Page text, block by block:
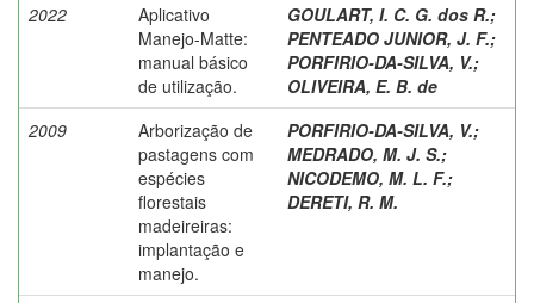
2022
Aplicativo
Manejo-Matte:
manual básico
de utilização.
GOULART, I. C. G. dos R.;
PENTEADO JUNIOR, J. F.;
PORFIRIO-DA-SILVA, V.;
OLIVEIRA, E. B. de
2009
Arborização de
pastagens com
espécies
florestais
madeireiras:
implantação e
manejo.
PORFIRIO-DA-SILVA, V.;
MEDRADO, M. J. S.;
NICODEMO, M. L. F.;
DERETI, R. M.